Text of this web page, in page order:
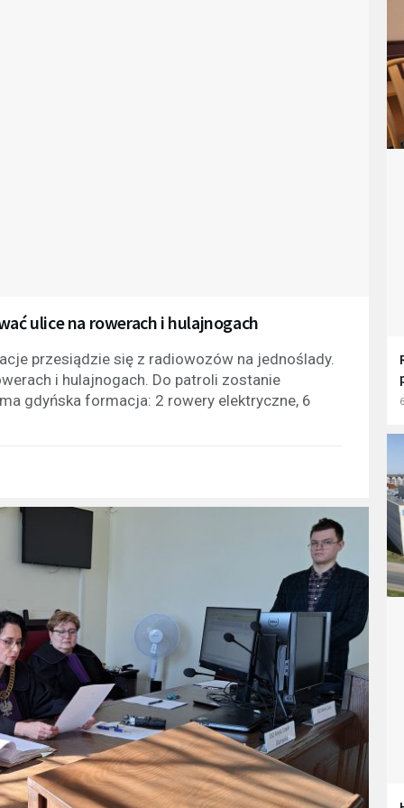
ulice na rowerach i hulajnogach
przesiądzie się z radiowozów na jednoślady.
i hulajnogach. Do patroli zostanie
gdyńska formacja: 2 rowery elektryczne, 6